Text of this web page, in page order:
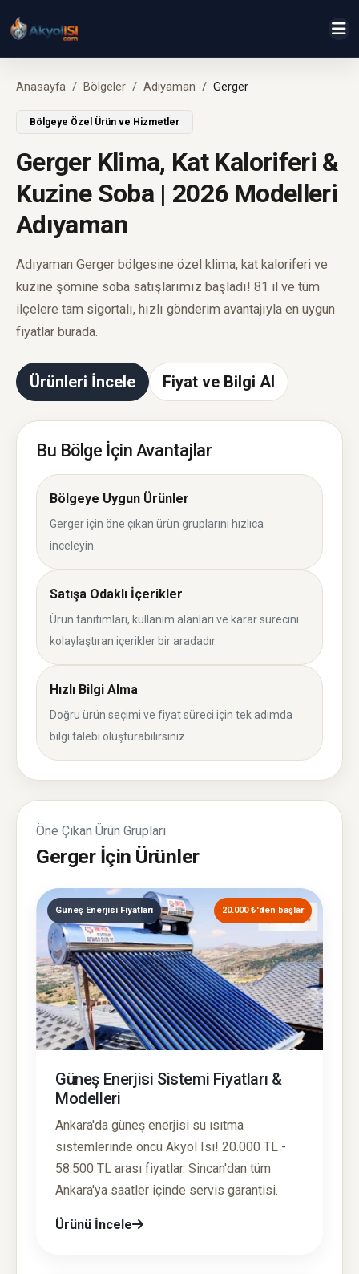
Anasayfa Bölgeler Adıyaman Gerger
Bölgeye Özel Ürün ve Hizmetler
Gerger Klima, Kat Kaloriferi &
Kuzine Soba | 2026 Modelleri
Adıyaman
Adıyaman Gerger bölgesine özel klima, kat kaloriferi ve
kuzine şömine soba satışlarımız başladı! 81 il ve tüm
ilçelere tam sigortalı, hızlı gönderim avantajıyla en uygun
fiyatlar burada.
Ürünleri İncele Fiyat ve Bilgi Al
Bu Bölge İçin Avantajlar
Bölgeye Uygun Ürünler
Gerger için öne çıkan ürün gruplarını hızlıca
inceleyin.
Satışa Odaklı İçerikler
Ürün tanıtımları, kullanım alanları ve karar sürecini
kolaylaştıran içerikler bir aradadır.
Hızlı Bilgi Alma
Doğru ürün seçimi ve fiyat süreci için tek adımda
bilgi talebi oluşturabilirsiniz.
Öne Çıkan Ürün Grupları
Gerger İçin Ürünler
Güneş Enerjisi Fiyatları 20.000 ₺'den başlar
Güneş Enerjisi Sistemi Fiyatları &
Modelleri
Ankara'da güneş enerjisi su ısıtma
sistemlerinde öncü Akyol Isı! 20.000 TL -
58.500 TL arası fiyatlar. Sincan'dan tüm
Ankara'ya saatler içinde servis garantisi.
Ürünü İncele